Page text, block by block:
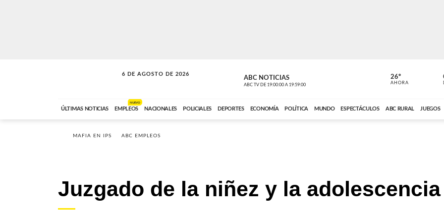
6 DE AGOSTO DE 2026
SOLO MÚSICA ABC NOTICIAS
ABC TV DE 19:00:00 A 19:59:00
CARDINAL
ABC CARDINAL
26º
AHORA
ÚLTIMAS NOTICIAS EMPLEOS
NUEVO
NACIONALES POLICIALES DEPORTES ECONOMÍA POLÍTICA MUNDO ESPECTÁCULOS ABC RURAL JUEGOS
MAFIA EN IPS ABC EMPLEOS
Juzgado de la niñez y la adolescencia